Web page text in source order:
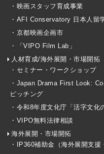
・映画スタッフ育成事業
・AFI Conservatory 日本人留
・京都映画企画市
・「VIPO Film Lab」
人材育成/海外展開・市場開拓
・セミナー・ワークショップ
・Japan Drama First Look:
ピッチング
・令和8年度文化庁「活字文化
・VIPO無料法律相談
海外展開・市場開拓
・IP360補助金（海外展開支援